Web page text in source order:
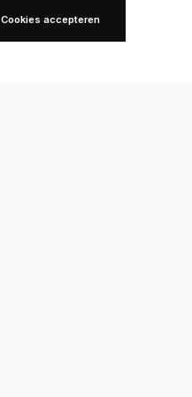
Cookies accepteren